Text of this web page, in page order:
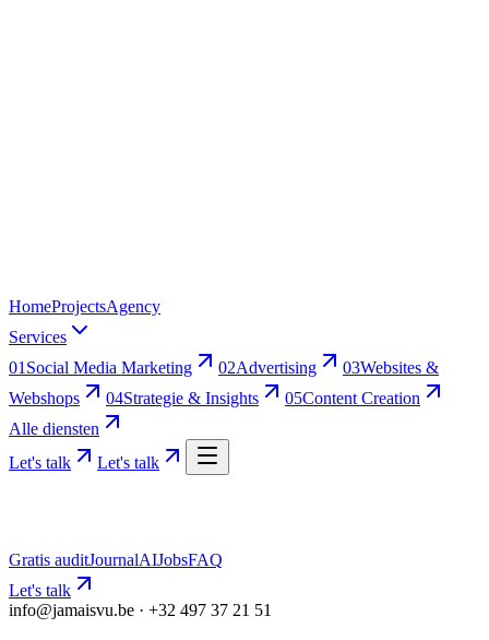
HomeProjectsAgency
Services
01 Social Media Marketing 02Advertising 03Websites &
Webshops
04Strategie & Insights 05Content Creation
Alle diensten
Let's talk
Let's talk
Gratis auditJournalAIJobsFAQ
Let's talk
info@jamaisvu.be · +32 497 37 21 51